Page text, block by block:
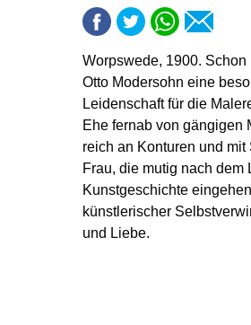
Worpswede, 1900.
Otto Modersohn eine
Leidenschaft für die
Ehe fernab von gängigen
reich an Konturen und
Frau, die mutig nach
Kunstgeschichte
künstlerischer
und Liebe.